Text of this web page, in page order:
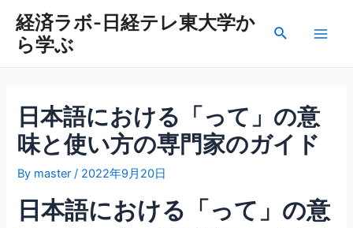
経済ラボ-日経テレ東大学か
ら学ぶ
検
日本語における「って」の意
味と使い方の専門家のガイド
By master / 2022年9月20日
日本語における「って」の意